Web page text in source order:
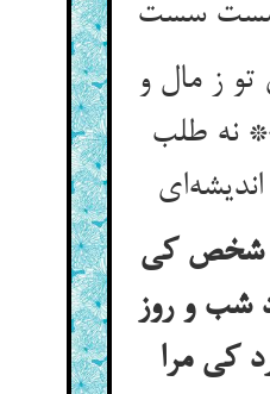
سست
ز مال و
نه طلب
شخص کی
شب و روز
کی مرا